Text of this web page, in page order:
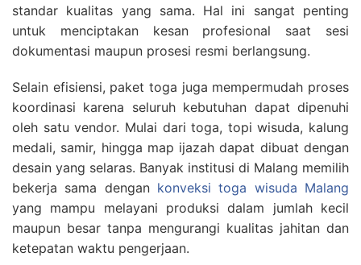
standar kualitas yang sama. Hal ini sangat penting
untuk menciptakan kesan profesional saat sesi
dokumentasi maupun prosesi resmi berlangsung.
Selain efisiensi, paket toga juga mempermudah proses
koordinasi karena seluruh kebutuhan dapat dipenuhi
oleh satu vendor. Mulai dari toga, topi wisuda, kalung
medali, samir, hingga map ijazah dapat dibuat dengan
desain yang selaras. Banyak institusi di Malang memilih
bekerja sama dengan konveksi toga wisuda Malang
yang mampu melayani produksi dalam jumlah kecil
maupun besar tanpa mengurangi kualitas jahitan dan
ketepatan waktu pengerjaan.